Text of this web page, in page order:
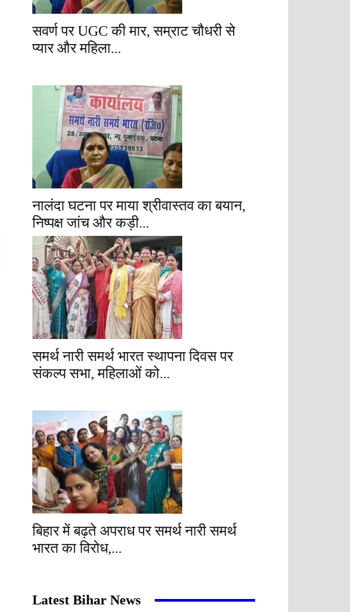
सवर्ण पर UGC की मार, सम्राट चौधरी से
प्यार और महिला...
नालंदा घटना पर माया श्रीवास्तव का बयान,
निष्पक्ष जांच और कड़ी...
समर्थ नारी समर्थ भारत स्थापना दिवस पर
संकल्प सभा, महिलाओं को...
बिहार में बढ़ते अपराध पर समर्थ नारी समर्थ
भारत का विरोध,...
Latest Bihar News